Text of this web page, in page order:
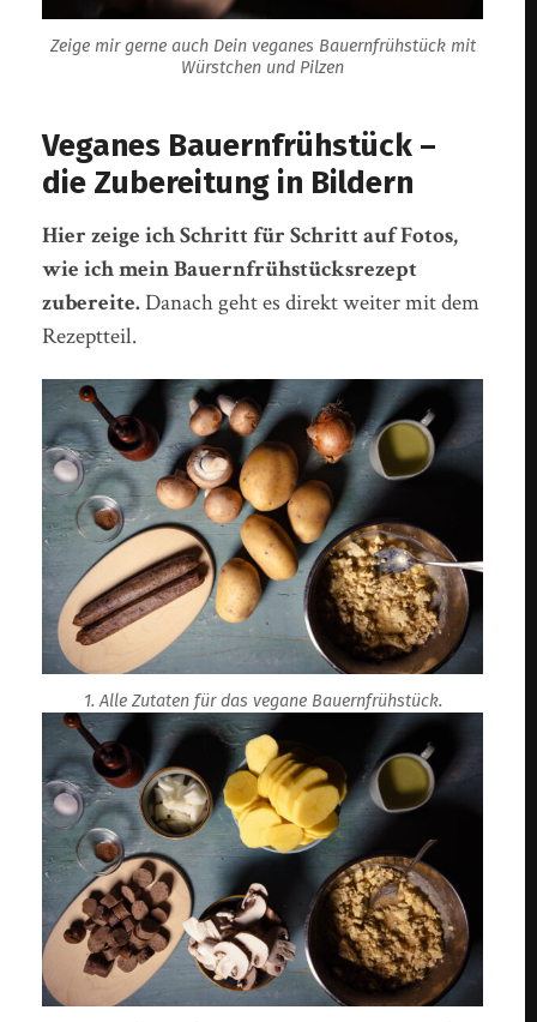
Zeige mir gerne auch Dein veganes Bauernfrühstück mit
Würstchen und Pilzen
Veganes Bauernfrühstück –
die Zubereitung in Bildern
Hier zeige ich Schritt für Schritt auf Fotos,
wie ich mein Bauernfrühstücksrezept
zubereite.Danach geht es direkt weiter mit dem
Rezeptteil.
1. Alle Zutaten für das vegane Bauernfrühstück.